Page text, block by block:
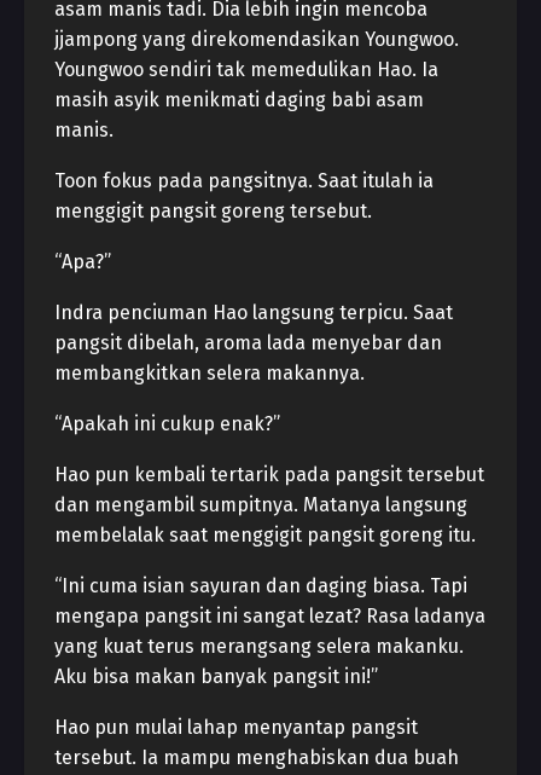
asam manis tadi. Dia lebih ingin mencoba
jjampong yang direkomendasikan Youngwoo.
Youngwoo sendiri tak memedulikan Hao. Ia
masih asyik menikmati daging babi asam
manis.
Toon fokus pada pangsitnya. Saat itulah ia
menggigit pangsit goreng tersebut.
“Apa?”
Indra penciuman Hao langsung terpicu. Saat
pangsit dibelah, aroma lada menyebar dan
membangkitkan selera makannya.
“Apakah ini cukup enak?”
Hao pun kembali tertarik pada pangsit tersebut
dan mengambil sumpitnya. Matanya langsung
membelalak saat menggigit pangsit goreng itu.
“Ini cuma isian sayuran dan daging biasa. Tapi
mengapa pangsit ini sangat lezat? Rasa ladanya
yang kuat terus merangsang selera makanku.
Aku bisa makan banyak pangsit ini!”
Hao pun mulai lahap menyantap pangsit
tersebut. Ia mampu menghabiskan dua buah